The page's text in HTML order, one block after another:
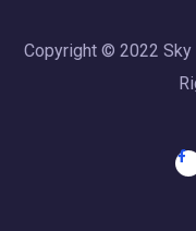
Copyright © 2022 Sky